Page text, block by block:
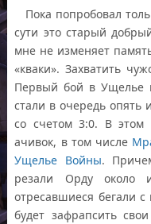
Пока попробовал
сути это старый
мне не изменяет
«кваки». Захватить
Первый бой в Ущелье
стали в очередь
со счетом 3:0. В этом
ачивок, в том числе
Ущелье Войны.
резали Орду около
отресавшиеся бегали
будет зафрапсить